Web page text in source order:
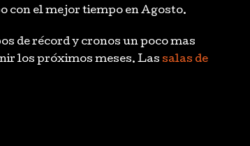
con el mejor tiempo en Agosto.
de récord y cronos un poco mas
los próximos meses. Las salas de